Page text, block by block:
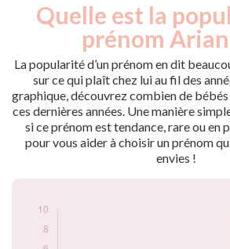
Quelle est la
prénom
La popularité d’un prénom en dit
sur ce qui plaît chez lui au fil des
graphique, découvrez combien de
ces dernières années. Une manière
si ce prénom est tendance, rare ou en
pour vous aider à choisir un prénom
envies !
Année
Nouveaux-
nés
2010
5
2012
5
2014
5
2016
5
2017
5
2018
5
2023